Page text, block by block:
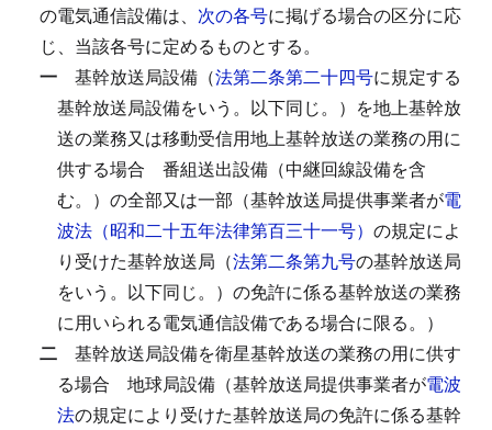
の電気通信設備は、 次の各号に掲げる場合の区分に応
じ、当該各号に定めるものとする。
一
基幹放送局設備（法第二条第二十四号に規定する
基幹放送局設備をいう。以下同じ。）を地上基幹放
送の業務又は移動受信用地上基幹放送の業務の用に
供する場合
番組送出設備（中継回線設備を含
む。）の全部又は一部（基幹放送局提供事業者が電
波法（昭和二十五年法律第百三十一号） の規定によ
り受けた基幹放送局（法第二条第九号の基幹放送局
をいう。以下同じ。）の免許に係る基幹放送の業務
に用いられる電気通信設備である場合に限る。）
二
基幹放送局設備を衛星基幹放送の業務の用に供す
る場合
地球局設備（基幹放送局提供事業者が電波
法の規定により受けた基幹放送局の免許に係る基幹